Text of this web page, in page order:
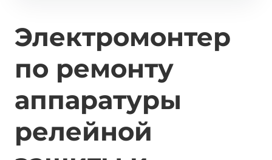
Электромонтер
по ремонту
аппаратуры
релейной